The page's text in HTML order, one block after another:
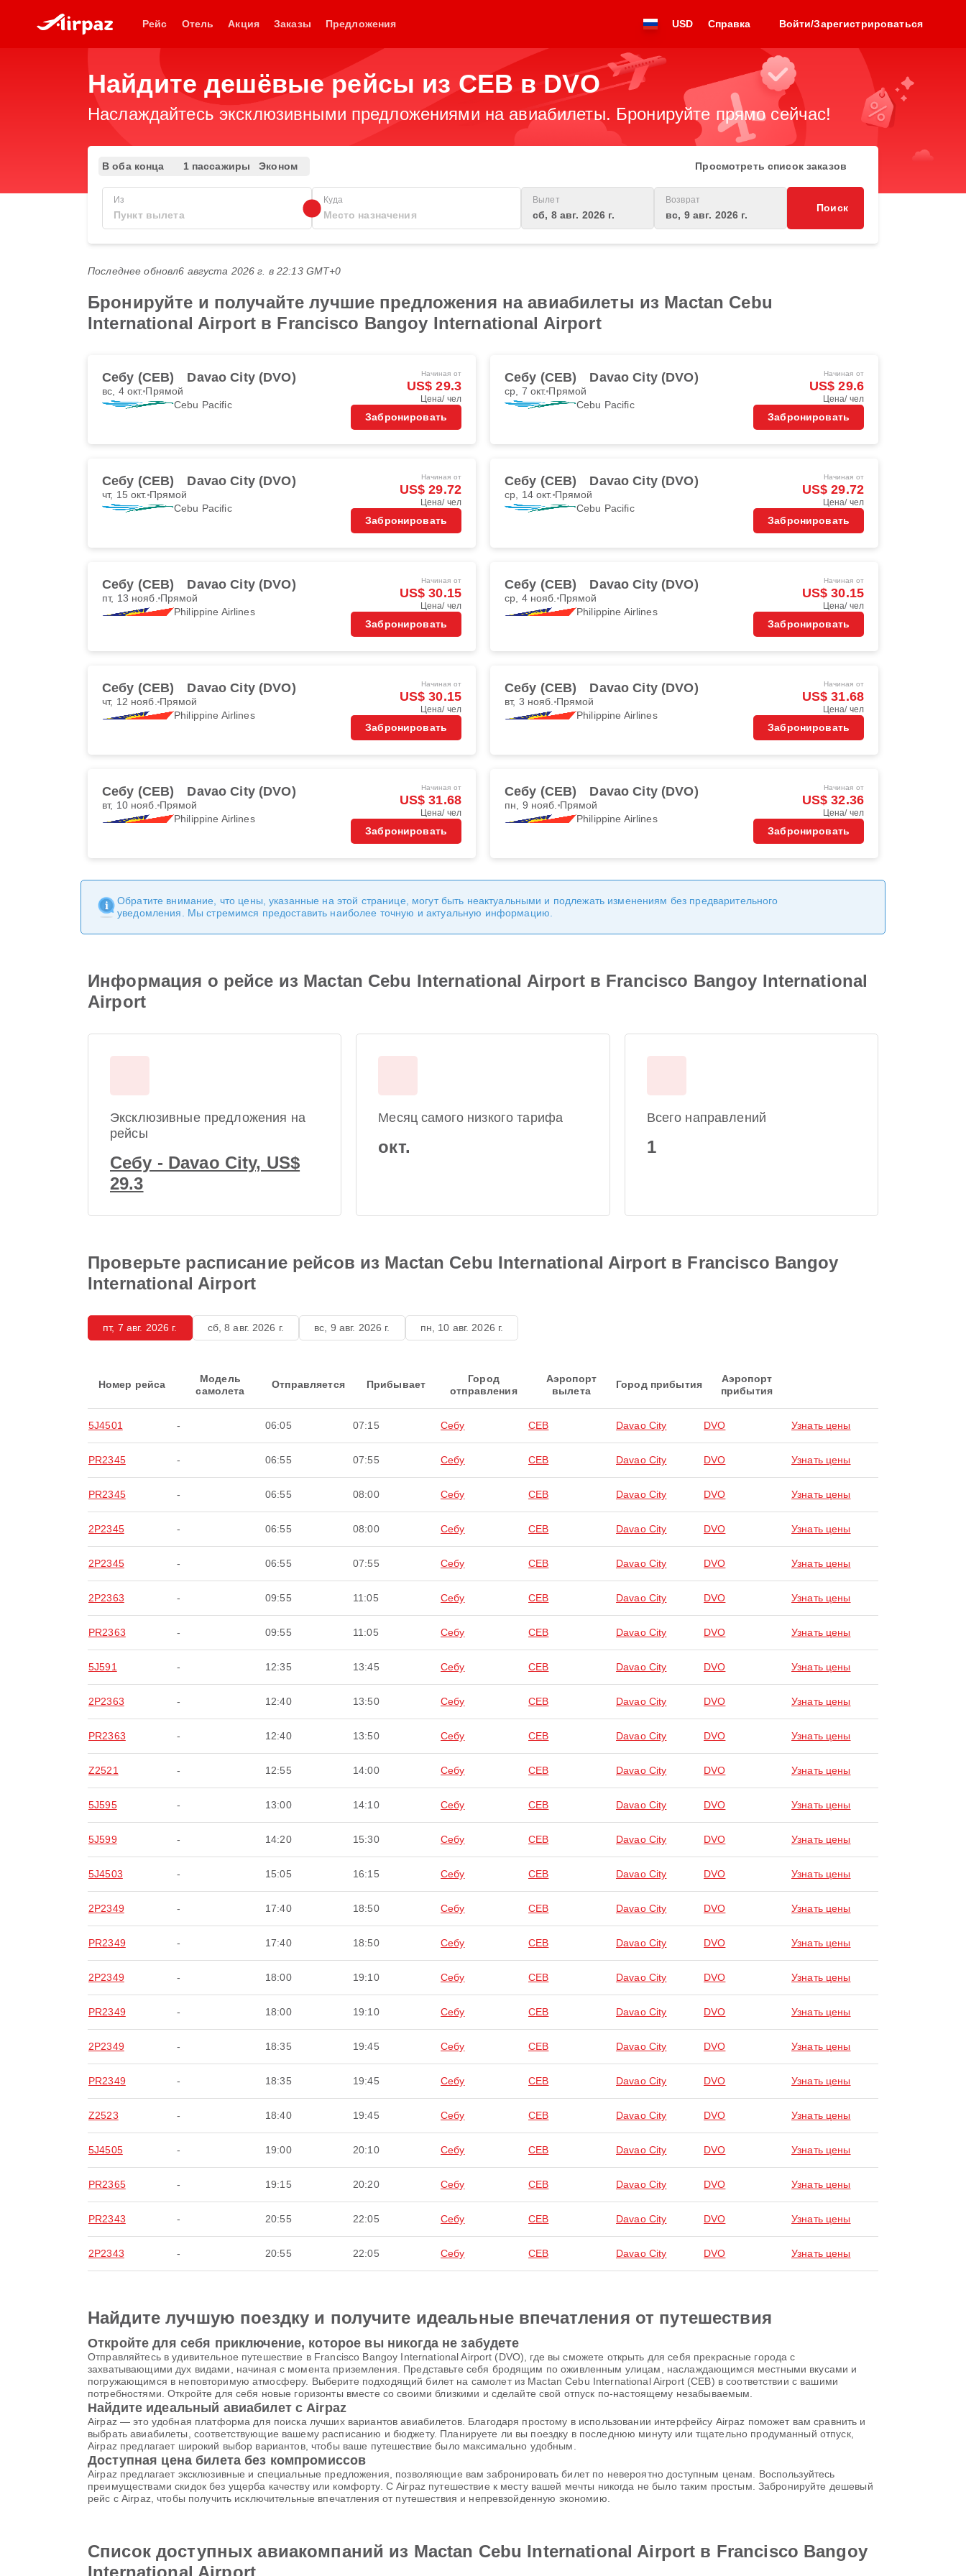
Рейс Отель Акция Заказы Предложения USD Справка Войти/Зарегистрироваться
Найдите дешёвые рейсы из CEB в DVO
Наслаждайтесь эксклюзивными предложениями на авиабилеты. Бронируйте прямо сейчас!
В оба конца 1 пассажиры Эконом Просмотреть список заказов
Из Куда Вылет
сб, 8 авг. 2026 г.
Возврат
вс, 9 авг. 2026 г.
Поиск
Последнее обновл6 августа 2026 г. в 22:13 GMT+0
Бронируйте и получайте лучшие предложения на авиабилеты из Mactan Cebu
International Airport в Francisco Bangoy International Airport
Себу (CEB) Davao City (DVO)
вс, 4 окт. Прямой
Cebu Pacific
Начиная от
US$ 29.3
Цена/ чел
Забронировать
Себу (CEB) Davao City (DVO)
ср, 7 окт. Прямой
Cebu Pacific
Начиная от
US$ 29.6
Цена/ чел
Забронировать
Себу (CEB) Davao City (DVO)
чт, 15 окт. Прямой
Cebu Pacific
Начиная от
US$ 29.72
Цена/ чел
Забронировать
Себу (CEB) Davao City (DVO)
ср, 14 окт. Прямой
Cebu Pacific
Начиная от
US$ 29.72
Цена/ чел
Забронировать
Себу (CEB) Davao City (DVO)
пт, 13 нояб. Прямой
Philippine Airlines
Начиная от
US$ 30.15
Цена/ чел
Забронировать
Себу (CEB) Davao City (DVO)
ср, 4 нояб. Прямой
Philippine Airlines
Начиная от
US$ 30.15
Цена/ чел
Забронировать
Себу (CEB) Davao City (DVO)
чт, 12 нояб. Прямой
Philippine Airlines
Начиная от
US$ 30.15
Цена/ чел
Забронировать
Себу (CEB) Davao City (DVO)
вт, 3 нояб. Прямой
Philippine Airlines
Начиная от
US$ 31.68
Цена/ чел
Забронировать
Себу (CEB) Davao City (DVO)
вт, 10 нояб. Прямой
Philippine Airlines
Начиная от
US$ 31.68
Цена/ чел
Забронировать
Себу (CEB) Davao City (DVO)
пн, 9 нояб. Прямой
Philippine Airlines
Начиная от
US$ 32.36
Цена/ чел
Забронировать
Обратите внимание, что цены, указанные на этой странице, могут быть неактуальными и подлежать изменениям без предварительного
уведомления. Мы стремимся предоставить наиболее точную и актуальную информацию.
Информация о рейсе из Mactan Cebu International Airport в Francisco Bangoy International
Airport
Эксклюзивные предложения на
рейсы
Себу - Davao City, US$
29.3
Месяц самого низкого тарифа
окт.
Всего направлений
1
Проверьте расписание рейсов из Mactan Cebu International Airport в Francisco Bangoy
International Airport
пт, 7 авг. 2026 г. сб, 8 авг. 2026 г. вс, 9 авг. 2026 г. пн, 10 авг. 2026 г.
Номер рейса
Модель
самолета
Отправляется Прибывает
Город
отправления
Аэропорт
вылета
Город прибытия
Аэропорт
прибытия
5J4501 - 06:05 07:15 Себу CEB Davao City DVO Узнать цены
PR2345 - 06:55 07:55 Себу CEB Davao City DVO Узнать цены
PR2345 - 06:55 08:00 Себу CEB Davao City DVO Узнать цены
2P2345 - 06:55 08:00 Себу CEB Davao City DVO Узнать цены
2P2345 - 06:55 07:55 Себу CEB Davao City DVO Узнать цены
2P2363 - 09:55 11:05 Себу CEB Davao City DVO Узнать цены
PR2363 - 09:55 11:05 Себу CEB Davao City DVO Узнать цены
5J591 - 12:35 13:45 Себу CEB Davao City DVO Узнать цены
2P2363 - 12:40 13:50 Себу CEB Davao City DVO Узнать цены
PR2363 - 12:40 13:50 Себу CEB Davao City DVO Узнать цены
Z2521 - 12:55 14:00 Себу CEB Davao City DVO Узнать цены
5J595 - 13:00 14:10 Себу CEB Davao City DVO Узнать цены
5J599 - 14:20 15:30 Себу CEB Davao City DVO Узнать цены
5J4503 - 15:05 16:15 Себу CEB Davao City DVO Узнать цены
2P2349 - 17:40 18:50 Себу CEB Davao City DVO Узнать цены
PR2349 - 17:40 18:50 Себу CEB Davao City DVO Узнать цены
2P2349 - 18:00 19:10 Себу CEB Davao City DVO Узнать цены
PR2349 - 18:00 19:10 Себу CEB Davao City DVO Узнать цены
2P2349 - 18:35 19:45 Себу CEB Davao City DVO Узнать цены
PR2349 - 18:35 19:45 Себу CEB Davao City DVO Узнать цены
Z2523 - 18:40 19:45 Себу CEB Davao City DVO Узнать цены
5J4505 - 19:00 20:10 Себу CEB Davao City DVO Узнать цены
PR2365 - 19:15 20:20 Себу CEB Davao City DVO Узнать цены
PR2343 - 20:55 22:05 Себу CEB Davao City DVO Узнать цены
2P2343 - 20:55 22:05 Себу CEB Davao City DVO Узнать цены
Найдите лучшую поездку и получите идеальные впечатления от путешествия
Откройте для себя приключение, которое вы никогда не забудете
Отправляйтесь в удивительное путешествие в Francisco Bangoy International Airport (DVO), где вы сможете открыть для себя прекрасные города с
захватывающими дух видами, начиная с момента приземления. Представьте себя бродящим по оживленным улицам, наслаждающимся местными вкусами и
погружающимся в неповторимую атмосферу. Выберите подходящий билет на самолет из Mactan Cebu International Airport (CEB) в соответствии с вашими
потребностями. Откройте для себя новые горизонты вместе со своими близкими и сделайте свой отпуск по-настоящему незабываемым.
Найдите идеальный авиабилет с Airpaz
Airpaz — это удобная платформа для поиска лучших вариантов авиабилетов. Благодаря простому в использовании интерфейсу Airpaz поможет вам сравнить и
выбрать авиабилеты, соответствующие вашему расписанию и бюджету. Планируете ли вы поездку в последнюю минуту или тщательно продуманный отпуск,
Airpaz предлагает широкий выбор вариантов, чтобы ваше путешествие было максимально удобным.
Доступная цена билета без компромиссов
Airpaz предлагает эксклюзивные и специальные предложения, позволяющие вам забронировать билет по невероятно доступным ценам. Воспользуйтесь
преимуществами скидок без ущерба качеству или комфорту. С Airpaz путешествие к месту вашей мечты никогда не было таким простым. Забронируйте дешевый
рейс с Airpaz, чтобы получить исключительные впечатления от путешествия и непревзойденную экономию.
Список доступных авиакомпаний из Mactan Cebu International Airport в Francisco Bangoy
International Airport